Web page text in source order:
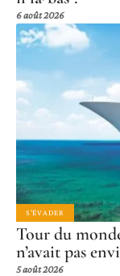
6 août 2026
S'ÉVADER
Tour du
n’avait pas
5 août 2026